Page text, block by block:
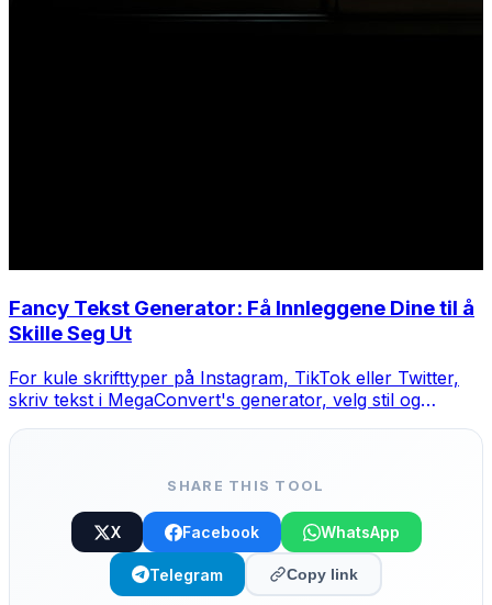
Fancy Tekst Generator: Få Innleggene Dine til å
Skille Seg Ut
For kule skrifttyper på Instagram, TikTok eller Twitter,
skriv tekst i MegaConvert's generator, velg stil og
SHARE THIS TOOL
X Facebook WhatsApp
Telegram Copy link